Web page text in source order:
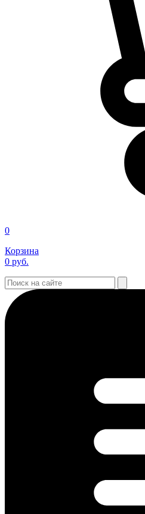
0
Корзина
0 руб.